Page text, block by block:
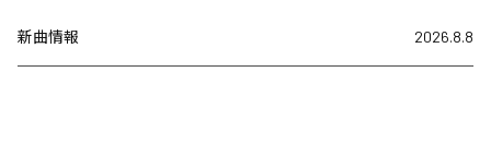
新曲情報 2026.8.8